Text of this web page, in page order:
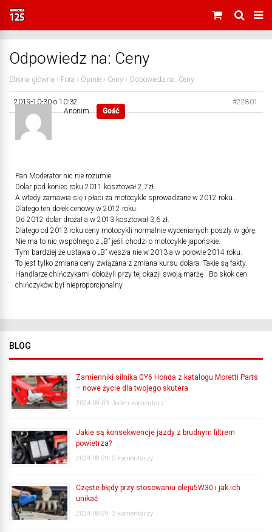
Odpowiedz na: Ceny
Strona główna › Fora › Opinie › Ceny › Odpowiedz na: Ceny
2019-10-30 o 10:32
#22801
Anonim
Gość
Pan Moderator nic nie rozumie.
Dolar pod koniec roku 2011 kosztował 2,7zł.
A wtedy zamawia się i płaci za motocykle sprowadzane w 2012 roku.
Dlatego ten dołek cenowy w 2012 roku.
Od 2012 dolar drożał a w 2013 kosztował 3,6 zł.
Dlatego od 2013 roku ceny motocykli normalnie wycenianych poszły w górę.
Nie ma to nic wspólnego z „B” jeśli chodzi o motocykle japońskie.
Tym bardziej że ustawa o „B” weszła nie w 2013 a w połowie 2014 roku.
To jest tylko zmiana ceny związana z zmiana kursu dolara. Takie są fakty.
Handlarze chińczykami dołożyli przy tej okazji swoją marżę . Bo skok cen
chińczyków był nieproporcjonalny.
BLOG
Zamienniki silnika GY6 Honda z katalogu Moretti Parts
– nowe życie dla twojego skutera
2024-09-03 Jeden komentarz
Jakie są konsekwencje jazdy z brudnym filtrem
powietrza?
2024-08-29 5 komentarzy
Częste błędy przy stosowaniu oleju5W30 i jak ich
unikać
2024-08-29 3 komentarzy